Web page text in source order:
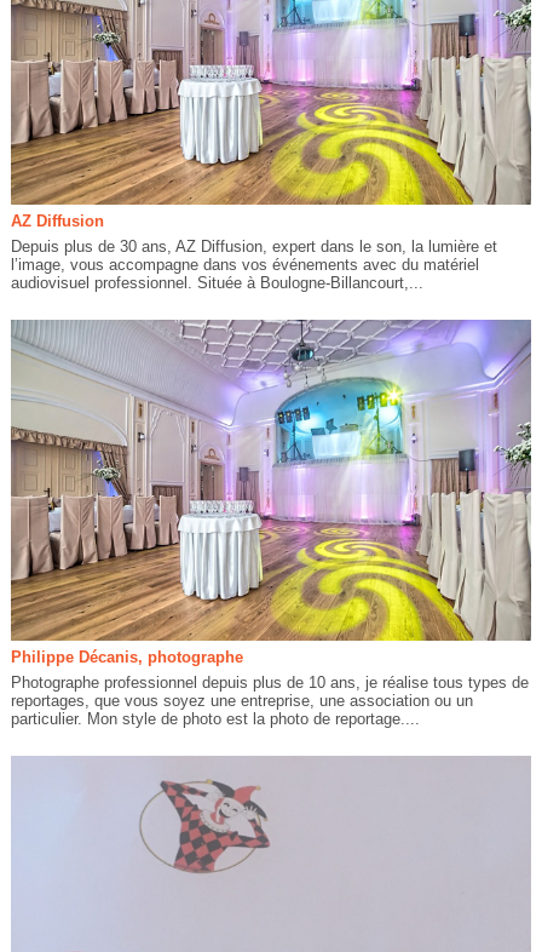
AZ Diffusion
Depuis plus de 30 ans, AZ Diffusion, expert dans le son, la lumière et
l’image, vous accompagne dans vos événements avec du matériel
audiovisuel professionnel. Située à Boulogne-Billancourt,...
Philippe Décanis, photographe
Photographe professionnel depuis plus de 10 ans, je réalise tous types de
reportages, que vous soyez une entreprise, une association ou un
particulier. Mon style de photo est la photo de reportage....